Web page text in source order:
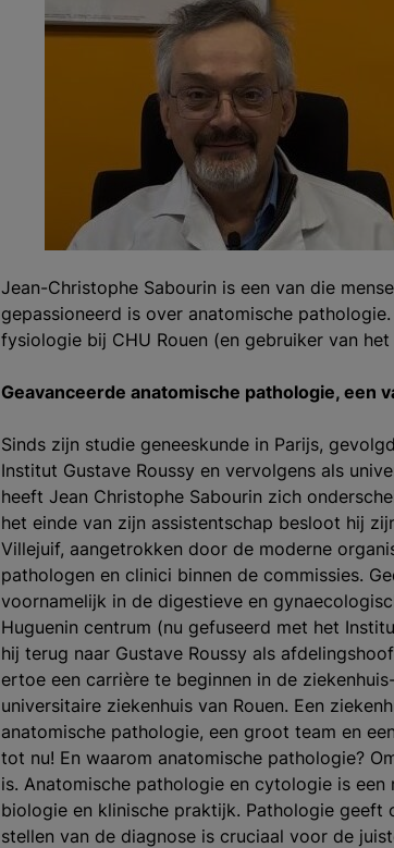
Jean-Christophe Sabourin is een van die
gepassioneerd is over anatomische
fysiologie bij CHU Rouen (en gebruiker van het
Geavanceerde anatomische pathologie, een
Sinds zijn studie geneeskunde in Parijs,
Institut Gustave Roussy en vervolgens als
heeft Jean Christophe Sabourin zich
het einde van zijn assistentschap besloot hij
Villejuif, aangetrokken door de moderne
pathologen en clinici binnen de commissies.
voornamelijk in de digestieve en
Huguenin centrum (nu gefuseerd met het
hij terug naar Gustave Roussy als
ertoe een carrière te beginnen in de
universitaire ziekenhuis van Rouen. Een
anatomische pathologie, een groot team en
tot nu! En waarom anatomische pathologie?
is. Anatomische pathologie en cytologie is
biologie en klinische praktijk. Pathologie
stellen van de diagnose is cruciaal voor de